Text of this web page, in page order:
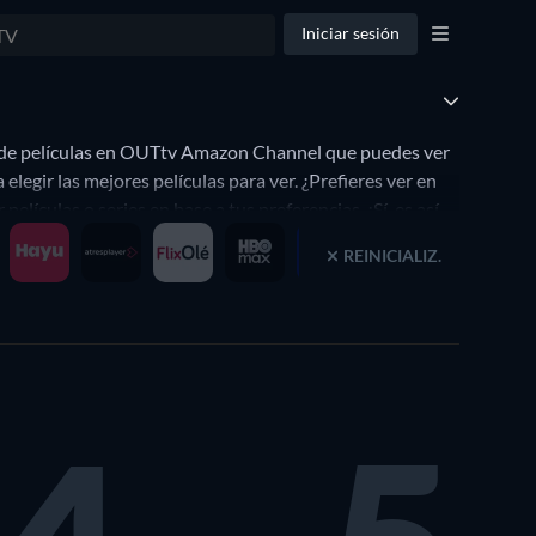
Iniciar sesión
películas en OUTtv Amazon Channel que puedes ver
las mejores películas para ver. ¿Prefieres ver en
o series en base a tus preferencias. ¡Sí, es así
REINICIALIZ.